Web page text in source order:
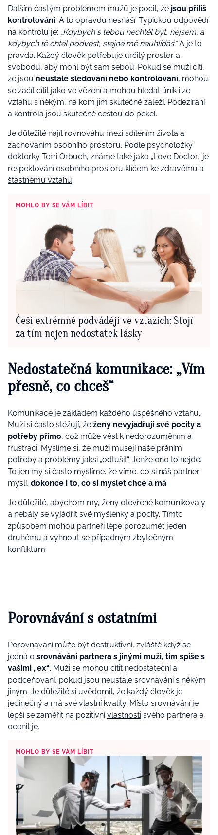
Dalším častým problémem mužů je pocit, že jsou příliš
kontrolováni. A to opravdu nesnáší. Typickou odpovědí
na kontrolu je: „Kdybych s tebou nechtěl být, nejsem, a
kdybych tě chtěl podvést, stejně mě neuhlídáš.“A je to
pravda. Každý člověk potřebuje určitý prostor a
svobodu, aby mohl být sám sebou. Pokud se muži cítí,
že jsou neustále sledováni nebo kontrolováni, mohou
se začít cítit jako ve vězení a mohou hledat únik i ze
vztahu s někým, na kom jim skutečně záleží. Podezírání
a kontrola jsou skutečně cestou do pekel.
Je důležité najít rovnováhu mezi sdílením života a
zachováním osobního prostoru. Podle psycholožky
doktorky Terri Orbuch, známé také jako „Love Doctor,“ je
respektování osobního prostoru klíčem ke zdravému a
šťastnému vztahu​.
MOHLO BY SE VÁM LÍBIT
Češi extrémně podvádějí ve vztazích: Stojí
za tím nejen nedostatek lásky
Nedostatečná komunikace: „Vím
přesně, co chceš“
Komunikace je základem každého úspěšného vztahu.
Muži si často stěžují, že ženy nevyjadřují své pocity a
potřeby přímo, což může vést k nedorozuměním a
frustraci. Myslíme si, že muži musejí naše přáním
potřeby a problémy jaksi „odtušit“. Jenže ono to nejde.
To jen my si často myslíme, že víme, co si náš partner
myslí, dokonce i to, co si myslet chce a má.
Je důležité, abychom my, ženy otevřeně komunikovaly
a nebály se vyjádřit své myšlenky a pocity. Tímto
způsobem mohou partneři lépe porozumět jeden
druhému a vyhnout se případným zbytečným
konfliktům.
Porovnávání s ostatními
Porovnávání může být destruktivní, zvláště když se
jedná o srovnávání partnera s jinými muži, tím spíše s
vašimi „ex“. Muži se mohou cítit nedostateční a
podceňovaní, pokud jsou neustále srovnáváni s někým
jiným. Je důležité si uvědomit, že každý člověk je
jedinečný a má své vlastní kvality. Místo srovnávání je
lepší se zaměřit na pozitivnívlastnosti svého partnera a
ocenit je.
MOHLO BY SE VÁM LÍBIT